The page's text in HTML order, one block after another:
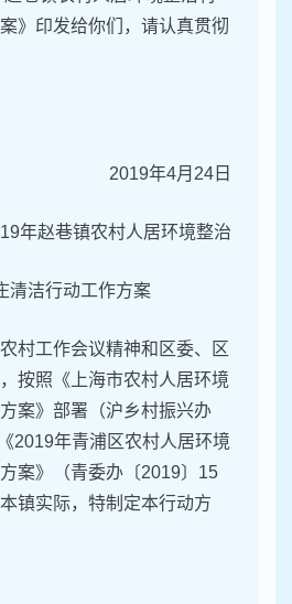
》印发给你们，请认真贯彻
2019年4月24日
年赵巷镇农村人居环境整治
清洁行动工作方案
村工作会议精神和区委、区
按照《上海市农村人居环境
案》部署（沪乡村振兴办
2019年青浦区农村人居环境
案》（青委办〔2019〕15
镇实际，特制定本行动方